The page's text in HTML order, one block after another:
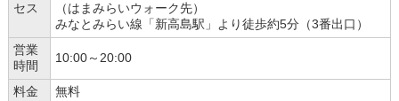
セス
（はまみらいウォーク先）
みなとみらい線「新高島駅」より徒歩約5分（3番出口）
営業
時間
10:00～20:00
料金
無料